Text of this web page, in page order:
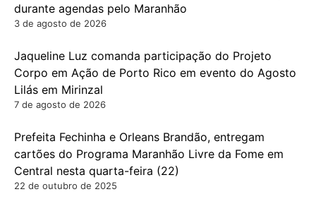
durante agendas pelo Maranhão
3 de agosto de 2026
Jaqueline Luz comanda participação do Projeto
Corpo em Ação de Porto Rico em evento do Agosto
Lilás em Mirinzal
7 de agosto de 2026
Prefeita Fechinha e Orleans Brandão, entregam
cartões do Programa Maranhão Livre da Fome em
Central nesta quarta-feira (22)
22 de outubro de 2025